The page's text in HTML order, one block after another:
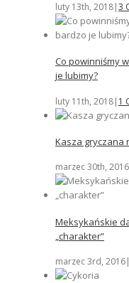
luty 13th, 2018|3
Co powinniśmy
je lubimy?
luty 11th, 2018| 1
Kasza gryczana
marzec 30th, 2016
Meksykańskie
„charakter”
marzec 3rd, 2016|